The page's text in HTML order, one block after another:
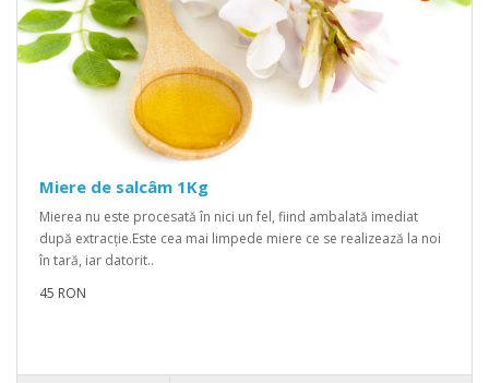
Miere de salcâm 1Kg
Mierea nu este procesată în nici un fel, fiind ambalată imediat
după extracție.Este cea mai limpede miere ce se realizează la noi
în tară, iar datorit..
45 RON